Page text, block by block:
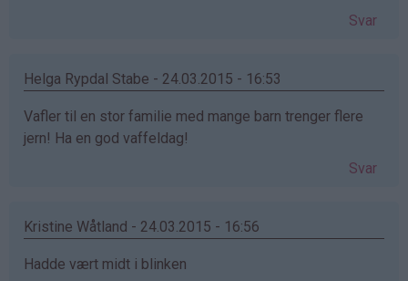
Svar
Helga Rypdal Stabe - 24.03.2015 - 16:53
Vafler til en stor familie med mange barn trenger flere
jern! Ha en god vaffeldag!
Svar
Kristine Wåtland - 24.03.2015 - 16:56
Hadde vært midt i blinken